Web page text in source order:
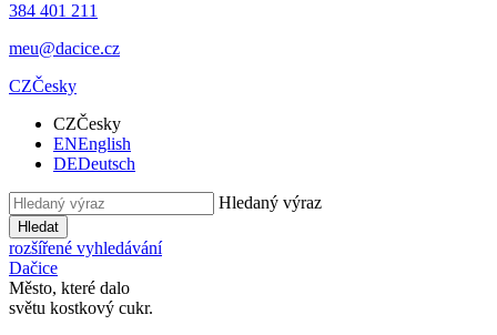
384 401 211
meu@dacice.cz
CZČesky
CZČesky
ENEnglish
DEDeutsch
Hledaný výraz
Hledat
rozšířené vyhledávání
Dačice
Město, které dalo
světu kostkový cukr.